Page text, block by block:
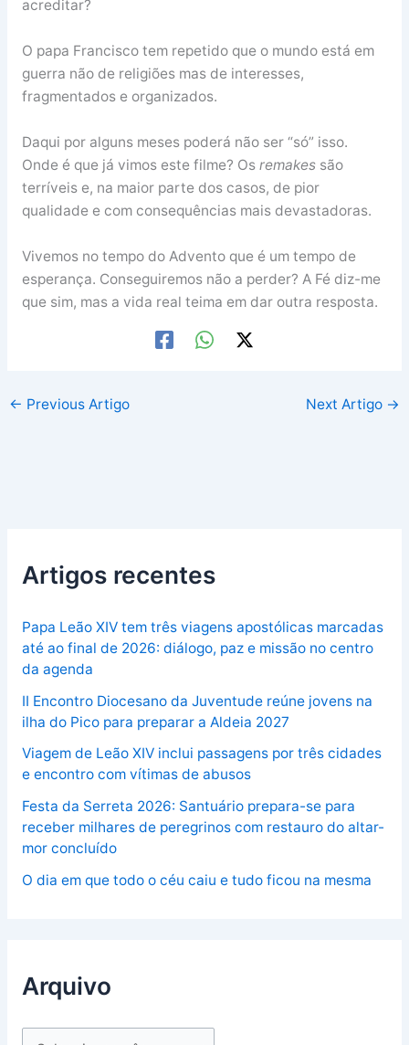
acreditar?
O papa Francisco tem repetido que o mundo está em
guerra não de religiões mas de interesses,
fragmentados e organizados.
Daqui por alguns meses poderá não ser “só” isso.
Onde é que já vimos este filme? Os remakessão
terríveis e, na maior parte dos casos, de pior
qualidade e com consequências mais devastadoras.
Vivemos no tempo do Advento que é um tempo de
esperança. Conseguiremos não a perder? A Fé diz-me
que sim, mas a vida real teima em dar outra resposta.
← Previous Artigo Next Artigo →
Artigos recentes
Papa Leão XIV tem três viagens apostólicas marcadas
até ao final de 2026: diálogo, paz e missão no centro
da agenda
II Encontro Diocesano da Juventude reúne jovens na
ilha do Pico para preparar a Aldeia 2027
Viagem de Leão XIV inclui passagens por três cidades
e encontro com vítimas de abusos
Festa da Serreta 2026: Santuário prepara-se para
receber milhares de peregrinos com restauro do altar-
mor concluído
O dia em que todo o céu caiu e tudo ficou na mesma
Arquivo